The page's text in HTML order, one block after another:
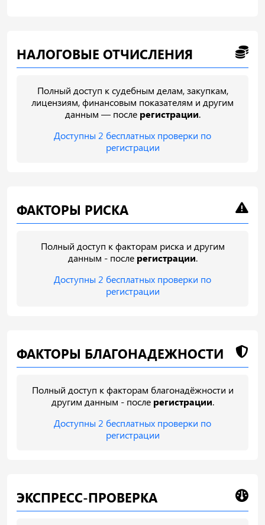
НАЛОГОВЫЕ ОТЧИСЛЕНИЯ
Полный доступ к судебным делам, закупкам,
лицензиям, финансовым показателям и другим
данным — после регистрации.
Доступны 2 бесплатных проверки по
регистрации
ФАКТОРЫ РИСКА
Полный доступ к факторам риска и другим
данным - после регистрации.
Доступны 2 бесплатных проверки по
регистрации
ФАКТОРЫ БЛАГОНАДЕЖНОСТИ
Полный доступ к факторам благонадёжности и
другим данным - после регистрации.
Доступны 2 бесплатных проверки по
регистрации
ЭКСПРЕСС-ПРОВЕРКА